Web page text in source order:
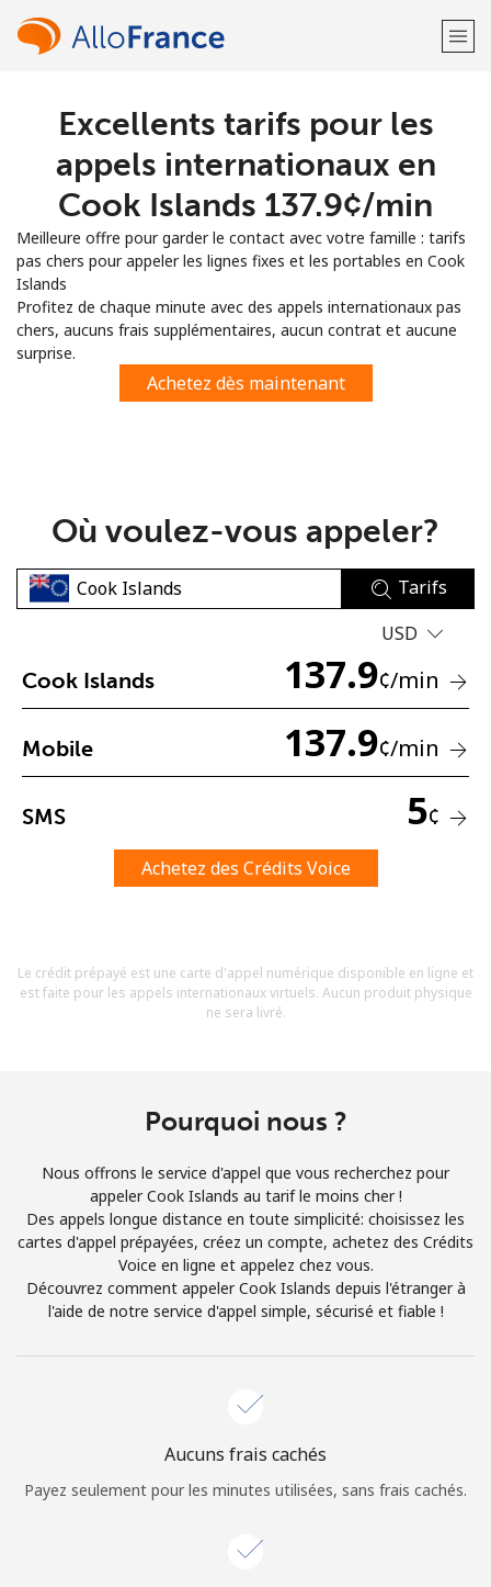
Bienvenue!
Vous avez déjà un compte?
S'enregistrer avec
ou
Aucun mot de passe créé
Un numéro
En créant un compte sur ce site, j'accepte les présentes
Conditions générales.
Bonjour!
Identifiez-vous ouINSCRIVEZ-VOUS →
Login
ou
Excellents tarifs pour les
appels internationaux en
Cook Islands ⁦137.9¢⁩/min
Meilleure offre pour garder le contact avec votre famille : tarifs
pas chers pour appeler les lignes fixes et les portables en Cook
Islands
Profitez de chaque minute avec des appels internationaux pas
chers, aucuns frais supplémentaires, aucun contrat et aucune
surprise.
Achetez dès maintenant
Où voulez-vous appeler?
Tarifs
USD
Cook Islands 137.9¢/min
Mobile 137.9¢/min
SMS 5¢
Achetez des Crédits Voice
Le crédit prépayé est une carte d'appel numérique disponible en ligne et
est faite pour les appels internationaux virtuels. Aucun produit physique
ne sera livré.
Pourquoi nous ?
Nous offrons le service d'appel que vous recherchez pour
appeler Cook Islands au tarif le moins cher !
Des appels longue distance en toute simplicité: choisissez les
cartes d'appel prépayées, créez un compte, achetez des Crédits
Voice en ligne et appelez chez vous.
Découvrez comment appeler Cook Islands depuis l'étranger à
l'aide de notre service d'appel simple, sécurisé et fiable !
Aucuns frais cachés
Payez seulement pour les minutes utilisées, sans frais cachés.